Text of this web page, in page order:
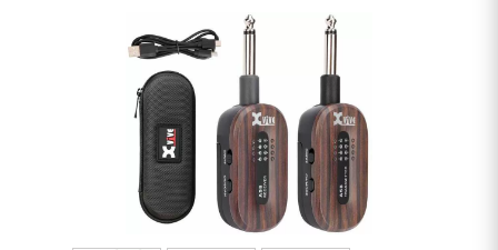
Toetsenbord & Piano
Synths & samplers
Home-studio
Hoofdtelefoon